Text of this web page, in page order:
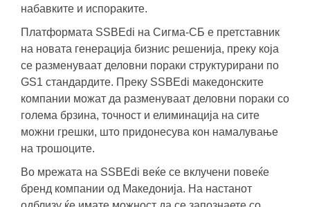
набавките и испораките.
Платформата SSBEdi на Сигма-СБ е претставник
на новата генерација бизнис решенија, преку која
се разменуваат деловни пораки структурирани по
GS1 стандардите. Преку SSBEdi македонските
компании можат да разменуваат деловни пораки со
голема брзина, точност и елиминација на сите
можни грешки, што придонесува кон намалување
на трошоците.
Во мрежата на SSBEdi веќе се вклучени повеќе
бренд компании од Македонија. На настанот